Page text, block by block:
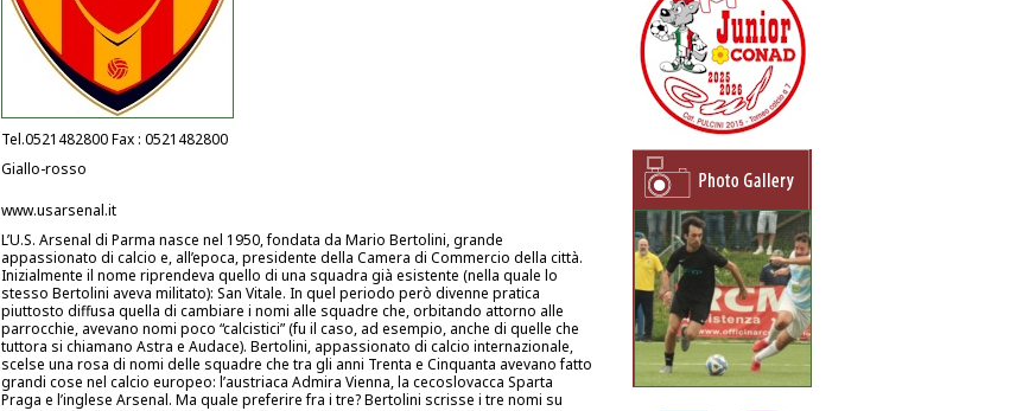
Tel.0521482800 Fax : 0521482800
Giallo-rosso
www.usarsenal.it
L’U.S. Arsenal di Parma nasce nel 1950, fondata da Mario Bertolini, grande
appassionato di calcio e, all’epoca, presidente della Camera di Commercio della città.
Inizialmente il nome riprendeva quello di una squadra già esistente (nella quale lo
stesso Bertolini aveva militato): San Vitale. In quel periodo però divenne pratica
piuttosto diffusa quella di cambiare i nomi alle squadre che, orbitando attorno alle
parrocchie, avevano nomi poco “calcistici” (fu il caso, ad esempio, anche di quelle che
tuttora si chiamano Astra e Audace). Bertolini, appassionato di calcio internazionale,
scelse una rosa di nomi delle squadre che tra gli anni Trenta e Cinquanta avevano fatto
grandi cose nel calcio europeo: l’austriaca Admira Vienna, la cecoslovacca Sparta
Praga e l’inglese Arsenal. Ma quale preferire fra i tre? Bertolini scrisse i tre nomi su